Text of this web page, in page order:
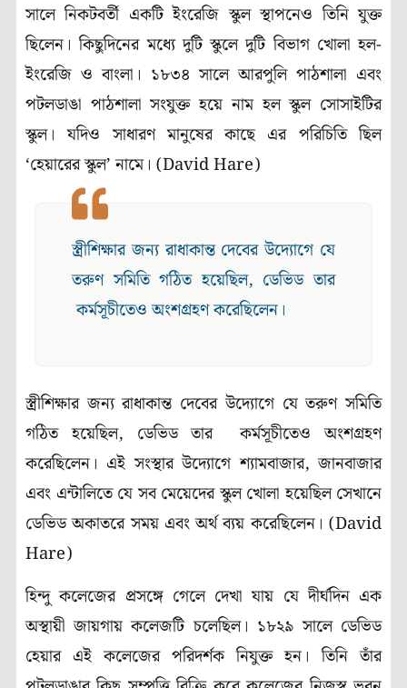
সালে নিকটবর্তী একটি ইংরেজি স্কুল স্থাপনেও তিনি যুক্ত
ছিলেন। কিছুদিনের মধ্যে দুটি স্কুলে দুটি বিভাগ খোলা হল-
ইংরেজি ও বাংলা। ১৮৩৪ সালে আরপুলি পাঠশালা এবং
পটলডাঙা পাঠশালা সংযুক্ত হয়ে নাম হল স্কুল সোসাইটির
স্কুল। যদিও সাধারণ মানুষের কাছে এর পরিচিতি ছিল
‘হেয়ারের স্কুল’ নামে। (David Hare)
স্ত্রীশিক্ষার জন্য রাধাকান্ত দেবের উদ্যোগে যে
তরুণ সমিতি গঠিত হয়েছিল, ডেভিড তার
কর্মসূচীতেও অংশগ্রহণ করেছিলেন।
স্ত্রীশিক্ষার জন্য রাধাকান্ত দেবের উদ্যোগে যে তরুণ সমিতি
গঠিত হয়েছিল, ডেভিড তার কর্মসূচীতেও অংশগ্রহণ
করেছিলেন। এই সংস্থার উদ্যোগে শ্যামবাজার, জানবাজার
এবং এন্টালিতে যে সব মেয়েদের স্কুল খোলা হয়েছিল সেখানে
ডেভিড অকাতরে সময় এবং অর্থ ব্যয় করেছিলেন। (David
Hare)
হিন্দু কলেজের প্রসঙ্গে গেলে দেখা যায় যে দীর্ঘদিন এক
অস্থায়ী জায়গায় কলেজটি চলেছিল। ১৮২৯ সালে ডেভিড
হেয়ার এই কলেজের পরিদর্শক নিযুক্ত হন। তিনি তাঁর